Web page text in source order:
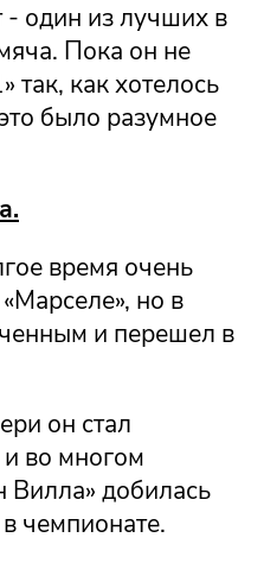
- один из лучших в
Пока он не
так, как хотелось
было разумное
время очень
но в
и перешел в
он стал
во многом
Вилла» добилась
чемпионате.